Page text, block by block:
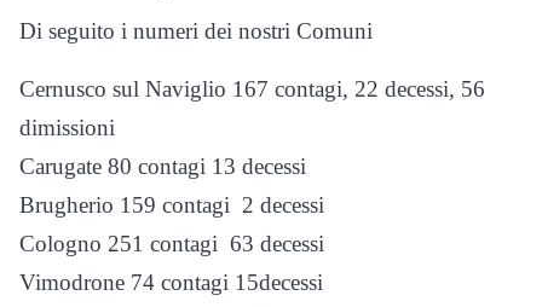
Di seguito i numeri dei nostri Comuni
Cernusco sul Naviglio 167 contagi, 22 decessi, 56
dimissioni
Carugate 80 contagi 13 decessi
Brugherio 159 contagi 2 decessi
Cologno 251 contagi 63 decessi
Vimodrone 74 contagi 15decessi